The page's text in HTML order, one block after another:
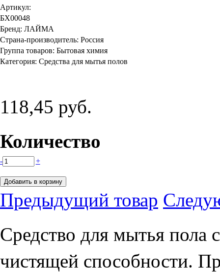
Артикул:
БХ00048
Бренд: ЛАЙМА
Страна-производитель: Россия
Группа товаров: Бытовая химия
Категория: Средства для мытья полов
118,45 руб.
Количество
- +
Предыдущий товар
Средство для мытья
чистящей способности.